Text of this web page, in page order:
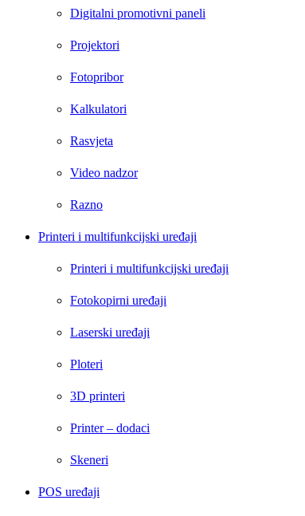
Digitalni promotivni paneli
Projektori
Fotopribor
Kalkulatori
Rasvjeta
Video nadzor
Razno
Printeri i multifunkcijski uređaji
Printeri i multifunkcijski uređaji
Fotokopirni uređaji
Laserski uređaji
Ploteri
3D printeri
Printer – dodaci
Skeneri
POS uređaji